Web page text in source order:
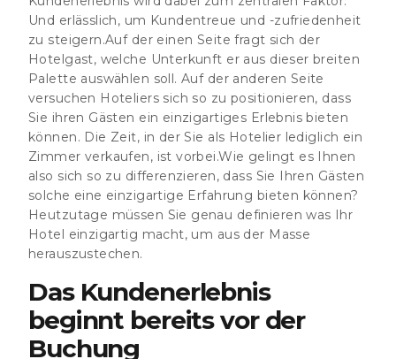
Und erlässlich, um Kundentreue und -zufriedenheit
zu steigern.Auf der einen Seite fragt sich der
Hotelgast, welche Unterkunft er aus dieser breiten
Palette auswählen soll. Auf der anderen Seite
versuchen Hoteliers sich so zu positionieren, dass
Sie ihren Gästen ein einzigartiges Erlebnis bieten
können. Die Zeit, in der Sie als Hotelier lediglich ein
Zimmer verkaufen, ist vorbei.Wie gelingt es Ihnen
also sich so zu differenzieren, dass Sie Ihren Gästen
solche eine einzigartige Erfahrung bieten können?
Heutzutage müssen Sie genau definieren was Ihr
Hotel einzigartig macht, um aus der Masse
herauszustechen.
Das Kundenerlebnis
beginnt bereits vor der
Buchung